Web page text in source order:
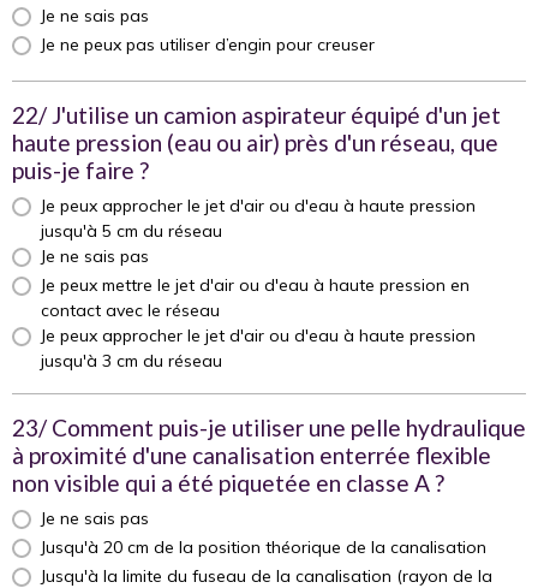
Je ne sais pas
Je ne peux pas utiliser d’engin pour creuser
22/ J'utilise un camion aspirateur équipé d'un jet
haute pression (eau ou air) près d'un réseau, que
puis-je faire ?
Je peux approcher le jet d'air ou d'eau à haute pression
jusqu'à 5 cm du réseau
Je ne sais pas
Je peux mettre le jet d'air ou d'eau à haute pression en
contact avec le réseau
Je peux approcher le jet d'air ou d'eau à haute pression
jusqu'à 3 cm du réseau
23/ Comment puis-je utiliser une pelle hydraulique
à proximité d'une canalisation enterrée flexible
non visible qui a été piquetée en classe A ?
Je ne sais pas
Jusqu'à 20 cm de la position théorique de la canalisation
Jusqu'à la limite du fuseau de la canalisation (rayon de la